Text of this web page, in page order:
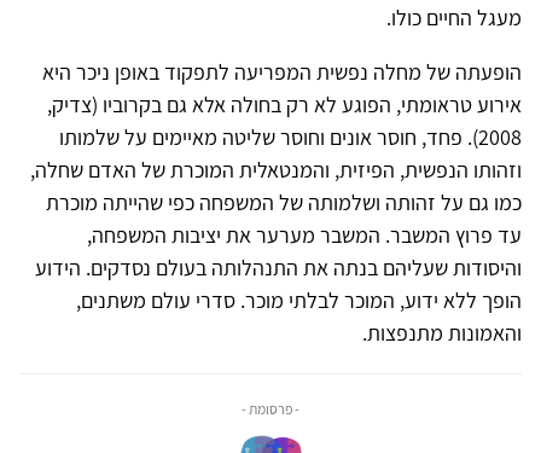
מעגל החיים כולו.
הופעתה של מחלה נפשית המפריעה לתפקוד באופן ניכר היא
אירוע טראומתי, הפוגע לא רק בחולה אלא גם בקרוביו (צדיק,
2008). פחד, חוסר אונים וחוסר שליטה מאיימים על שלמותו
וזהותו הנפשית, הפיזית, והמנטאלית המוכרת של האדם שחלה,
כמו גם על זהותה ושלמותה של המשפחה כפי שהייתה מוכרת
עד פרוץ המשבר. המשבר מערער את יציבות המשפחה,
והיסודות שעליהם בנתה את התנהלותה בעולם נסדקים. הידוע
הופך ללא ידוע, המוכר לבלתי מוכר. סדרי עולם משתנים,
והאמונות מתנפצות.
- פרסומת -